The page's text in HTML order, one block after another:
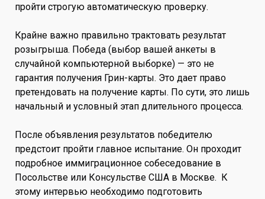
пройти строгую автоматическую проверку.
Крайне важно правильно трактовать результат
розыгрыша. Победа (выбор вашей анкеты в
случайной компьютерной выборке) — это не
гарантия получения Грин-карты. Это дает право
претендовать на получение карты. По сути, это лишь
начальный и условный этап длительного процесса.
После объявления результатов победителю
предстоит пройти главное испытание. Он проходит
подробное иммиграционное собеседование в
Посольстве или Консульстве США в Москве. К
этому интервью необходимо подготовить